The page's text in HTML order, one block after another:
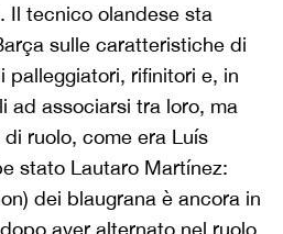
Il tecnico olandese sta
sulle caratteristiche di
palleggiatori, rifinitori e, in
ad associarsi tra loro, ma
ruolo, come era Luís
stato Lautaro Martínez:
dei blaugrana è ancora in